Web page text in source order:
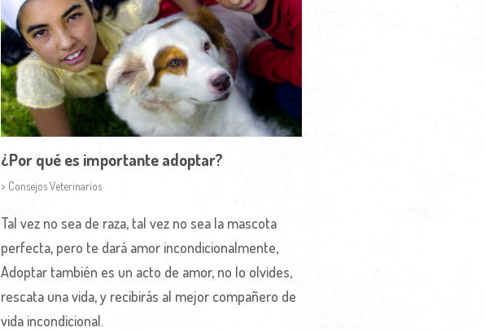
¿Por qué es importante adoptar?
> Consejos Veterinarios
Tal vez no sea de raza, tal vez no sea la mascota
perfecta, pero te dará amor incondicionalmente,
Adoptar también es un acto de amor, no lo olvides,
rescata una vida, y recibirás al mejor compañero de
vida incondicional.